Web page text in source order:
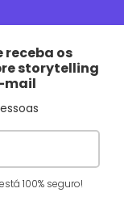
receba os
storytelling
mail
100% seguro!